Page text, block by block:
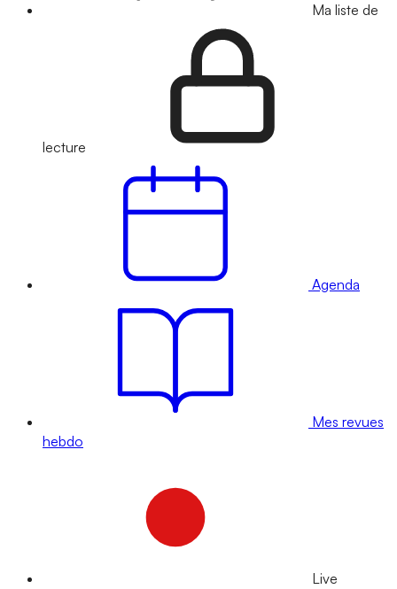
Ma liste de
lecture
Agenda
Mes revues
hebdo
Live